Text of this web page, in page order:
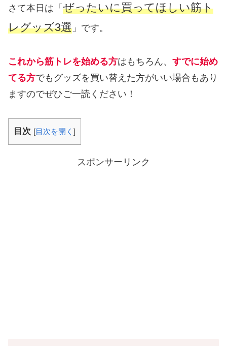
さて本日は「 ぜったいに買ってほしい筋ト
レグッズ3選 」です。
これから筋トレを始める方はもちろん、 すでに始め
てる方でもグッズを買い替えた方がいい場合もあり
ますのでぜひご一読ください！
目次 [目次を開く ]
スポンサーリンク